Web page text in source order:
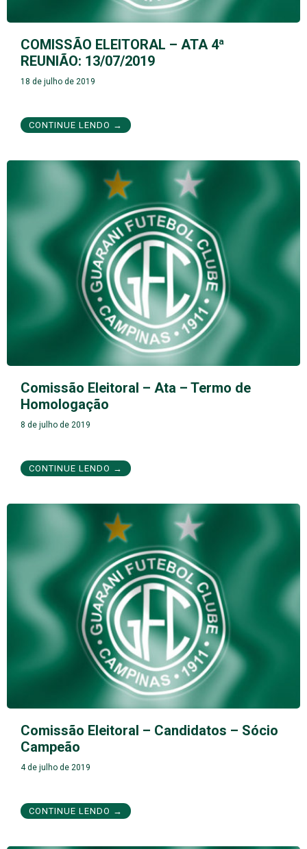
COMISSÃO ELEITORAL – ATA 4ª
REUNIÃO: 13/07/2019
18 de julho de 2019
CONTINUE LENDO →
Comissão Eleitoral – Ata – Termo de
Homologação
8 de julho de 2019
CONTINUE LENDO →
Comissão Eleitoral – Candidatos – Sócio
Campeão
4 de julho de 2019
CONTINUE LENDO →